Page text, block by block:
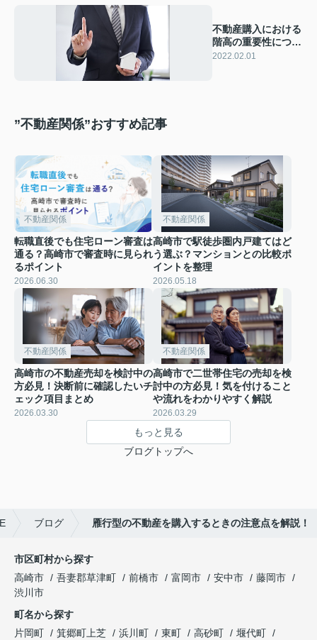
不動産購入における
階高の重要性につい
て解説
2022.02.01
”不動産関係”おすすめ記事
不動産関係
転職直後でも住宅ローン審査は
通る？高崎市で審査時に見られ
るポイント
2026.06.30
不動産関係
高崎市で駅徒歩圏内戸建てはど
う選ぶ？マンションとの比較ポ
イントを整理
2026.05.18
不動産関係
高崎市の不動産売却を検討中の
方必見！決断前に確認したいチ
ェック項目まとめ
2026.03.30
不動産関係
高崎市で二世帯住宅の売却を検
討中の方必見！気を付けること
や流れをわかりやすく解説
2026.03.29
もっと見る
ブログトップへ
ブログ 雁行型の不動産を購入するときの注意点を解説！
市区町村から探す
高崎市
吾妻郡草津町 前橋市 富岡市 安中市
藤岡市
渋川市
町名から探す
片岡町
箕郷町上芝 浜川町 東町 高砂町
堰代町